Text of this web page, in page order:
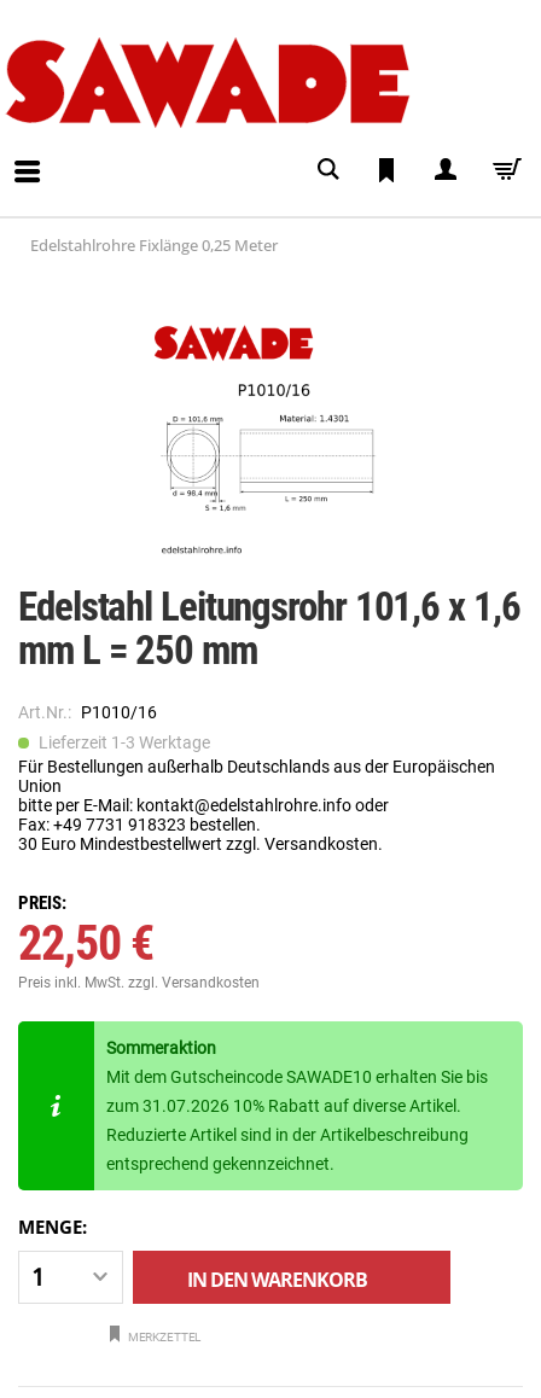
Edelstahlrohre Fixlänge 0,25 Meter
Edelstahl Leitungsrohr 101,6 x 1,6
mm L = 250 mm
Art.Nr.: P1010/16
Lieferzeit 1-3 Werktage
Für Bestellungen außerhalb Deutschlands aus der Europäischen
Union
bitte per E-Mail: kontakt@edelstahlrohre.info oder
Fax: +49 7731 918323 bestellen.
30 Euro Mindestbestellwert zzgl. Versandkosten.
PREIS:
22,50 €
Preis inkl. MwSt. zzgl. Versandkosten
Sommeraktion
Mit dem Gutscheincode SAWADE10 erhalten Sie bis
zum 31.07.2026 10% Rabatt auf diverse Artikel.
Reduzierte Artikel sind in der Artikelbeschreibung
entsprechend gekennzeichnet.
MENGE:
IN DENWARENKORB
MERKZETTEL